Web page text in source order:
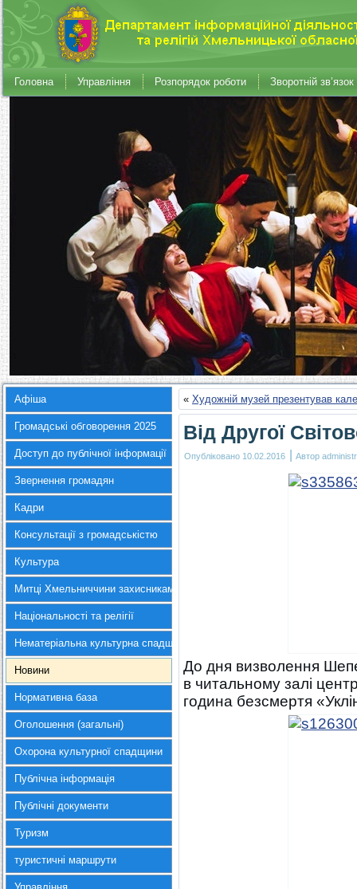
Головна Управління Розпорядок роботи Зворотній зв’язок
Афіша
Громадські обговорення 2025
Доступ до публічної інформації
Звернення громадян
Кадри
Консультації з громадськістю
Культура
Митці Хмельниччини захисникам України
Національності та релігії
Нематеріальна культурна спадщина
Новини
Нормативна база
Оголошення (загальні)
Охорона культурної спадщини
Публічна інформація
Публічні документи
Туризм
туристичні маршрути
« Художній музей презентував
Від Другої
Опубліковано 10.02.2016 | Автор
До дня визволення
в читальному залі
година безсмертя